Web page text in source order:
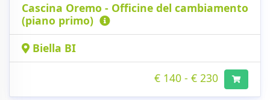
Cascina Oremo - Officine del cambiamento
(piano primo)
Biella BI
€ 140 - € 230